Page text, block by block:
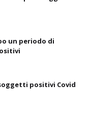
un periodo di
positivi Covid